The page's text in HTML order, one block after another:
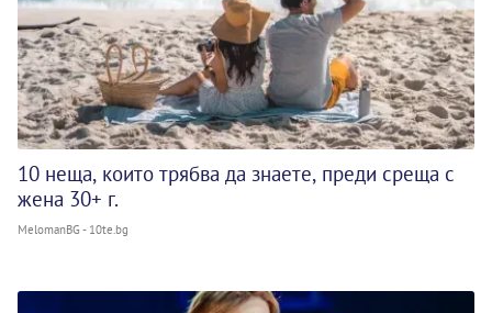
10 неща, които трябва да знаете, преди среща с
жена 30+ г.
MelomanBG - 10te.bg